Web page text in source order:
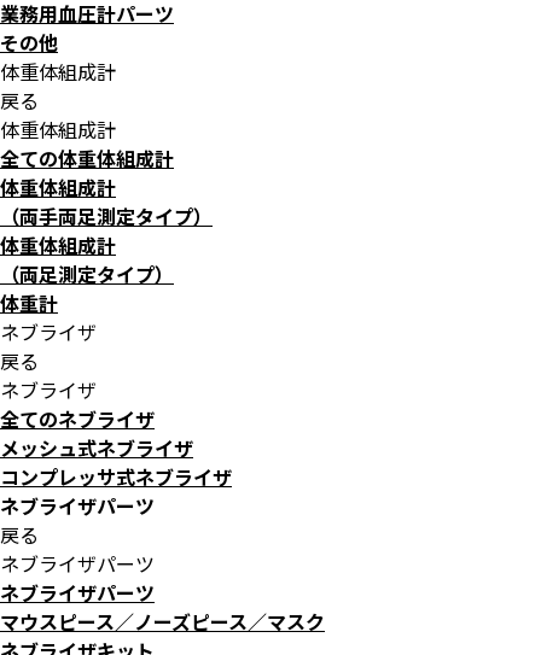
業務用血圧計パーツ
その他
体重体組成計
戻る
体重体組成計
全ての体重体組成計
体重体組成計
（両手両足測定タイプ）
体重体組成計
（両足測定タイプ）
体重計
ネブライザ
戻る
ネブライザ
全てのネブライザ
メッシュ式ネブライザ
コンプレッサ式ネブライザ
ネブライザパーツ
戻る
ネブライザパーツ
ネブライザパーツ
マウスピース／ノーズピース／マスク